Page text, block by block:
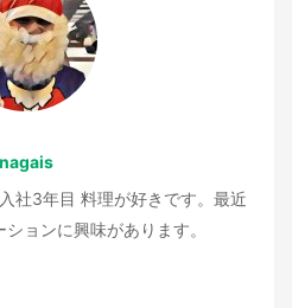
nagais
社3年目 料理が好きです。最近
ョンに興味があります。